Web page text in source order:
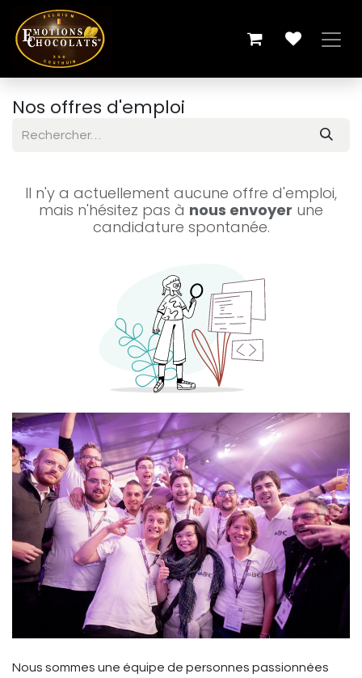
Se rendre au contenu
Nos offres d'emploi
Il n'y a actuellement aucune offre d'emploi,
mais n'hésitez pas à nous envoyer une
candidature spontanée.
Nous sommes une équipe de personnes passionnées